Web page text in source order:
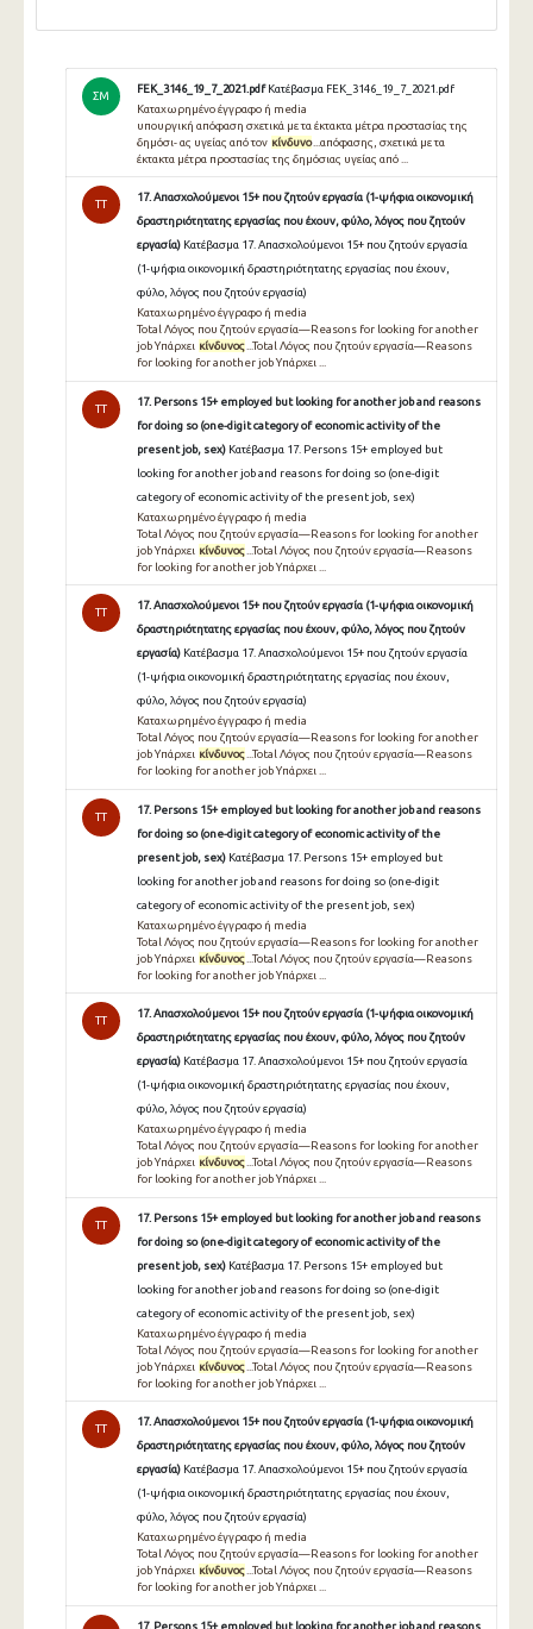
ΣΜ
FEK_3146_19_7_2021.pdf Κατέβασμα FEK_3146_19_7_2021.pdf
Καταχωρημένο έγγραφο ή media
υπουργική απόφαση σχετικά με τα έκτακτα μέτρα προστασίας της
δημόσι- ας υγείας από τον κίνδυνο...απόφασης, σχετικά με τα
έκτακτα μέτρα προστασίας της δημόσιας υγείας από ...
TT
17. Απασχολούμενοι 15+ που ζητούν εργασία (1-ψήφια οικονομική
δραστηριότητατης εργασίας που έχουν, φύλο, λόγος που ζητούν
εργασία) Κατέβασμα 17. Απασχολούμενοι 15+ που ζητούν εργασία
(1-ψήφια οικονομική δραστηριότητατης εργασίας που έχουν,
φύλο, λόγος που ζητούν εργασία)
Καταχωρημένο έγγραφο ή media
Total Λόγος που ζητούν εργασία—Reasons for looking for another
job Υπάρχει κίνδυνος...Total Λόγος που ζητούν εργασία—Reasons
for looking for another job Υπάρχει ...
TT
17. Persons 15+ employed but looking for another job and reasons
for doing so (one-digit category of economic activity of the
present job, sex) Κατέβασμα 17. Persons 15+ employed but
looking for another job and reasons for doing so (one-digit
category of economic activity of the present job, sex)
Καταχωρημένο έγγραφο ή media
Total Λόγος που ζητούν εργασία—Reasons for looking for another
job Υπάρχει κίνδυνος ...Total Λόγος που ζητούν εργασία—Reasons
for looking for another job Υπάρχει ...
TT
17. Απασχολούμενοι 15+ που ζητούν εργασία (1-ψήφια οικονομική
δραστηριότητατης εργασίας που έχουν, φύλο, λόγος που ζητούν
εργασία) Κατέβασμα 17. Απασχολούμενοι 15+ που ζητούν εργασία
(1-ψήφια οικονομική δραστηριότητατης εργασίας που έχουν,
φύλο, λόγος που ζητούν εργασία)
Καταχωρημένο έγγραφο ή media
Total Λόγος που ζητούν εργασία—Reasons for looking for another
job Υπάρχει κίνδυνος...Total Λόγος που ζητούν εργασία—Reasons
for looking for another job Υπάρχει ...
TT
17. Persons 15+ employed but looking for another job and reasons
for doing so (one-digit category of economic activity of the
present job, sex) Κατέβασμα 17. Persons 15+ employed but
looking for another job and reasons for doing so (one-digit
category of economic activity of the present job, sex)
Καταχωρημένο έγγραφο ή media
Total Λόγος που ζητούν εργασία—Reasons for looking for another
job Υπάρχει κίνδυνος ...Total Λόγος που ζητούν εργασία—Reasons
for looking for another job Υπάρχει ...
TT
17. Απασχολούμενοι 15+ που ζητούν εργασία (1-ψήφια οικονομική
δραστηριότητατης εργασίας που έχουν, φύλο, λόγος που ζητούν
εργασία) Κατέβασμα 17. Απασχολούμενοι 15+ που ζητούν εργασία
(1-ψήφια οικονομική δραστηριότητατης εργασίας που έχουν,
φύλο, λόγος που ζητούν εργασία)
Καταχωρημένο έγγραφο ή media
Total Λόγος που ζητούν εργασία—Reasons for looking for another
job Υπάρχει κίνδυνος...Total Λόγος που ζητούν εργασία—Reasons
for looking for another job Υπάρχει ...
TT
17. Persons 15+ employed but looking for another job and reasons
for doing so (one-digit category of economic activity of the
present job, sex) Κατέβασμα 17. Persons 15+ employed but
looking for another job and reasons for doing so (one-digit
category of economic activity of the present job, sex)
Καταχωρημένο έγγραφο ή media
Total Λόγος που ζητούν εργασία—Reasons for looking for another
job Υπάρχει κίνδυνος ...Total Λόγος που ζητούν εργασία—Reasons
for looking for another job Υπάρχει ...
TT
17. Απασχολούμενοι 15+ που ζητούν εργασία (1-ψήφια οικονομική
δραστηριότητατης εργασίας που έχουν, φύλο, λόγος που ζητούν
εργασία) Κατέβασμα 17. Απασχολούμενοι 15+ που ζητούν εργασία
(1-ψήφια οικονομική δραστηριότητατης εργασίας που έχουν,
φύλο, λόγος που ζητούν εργασία)
Καταχωρημένο έγγραφο ή media
Total Λόγος που ζητούν εργασία—Reasons for looking for another
job Υπάρχει κίνδυνος...Total Λόγος που ζητούν εργασία—Reasons
for looking for another job Υπάρχει ...
17. Persons 15+ employed but looking for another job and reasons